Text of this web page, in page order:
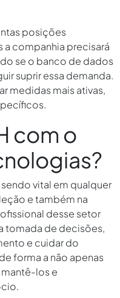
posições
companhia precisará
se o banco de dados
suprir essa demanda.
medidas mais ativas,
com o
vital em qualquer
e também na
desse setor
tomada de decisões,
e cuidar do
forma a não apenas
mantê-los e